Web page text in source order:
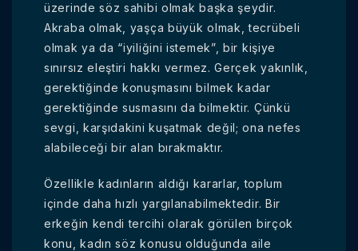
üzerinde söz sahibi olmak başka şeydir.
Akraba olmak, yaşça büyük olmak, tecrübeli
olmak ya da “iyiliğini istemek”, bir kişiye
sınırsız eleştiri hakkı vermez. Gerçek yakınlık,
gerektiğinde konuşmasını bilmek kadar
gerektiğinde susmasını da bilmektir. Çünkü
sevgi, karşıdakini kuşatmak değil; ona nefes
alabileceği bir alan bırakmaktır.
Özellikle kadınların aldığı kararlar, toplum
içinde daha hızlı yargılanabilmektedir. Bir
erkeğin kendi tercihi olarak görülen birçok
konu, kadın söz konusu olduğunda aile